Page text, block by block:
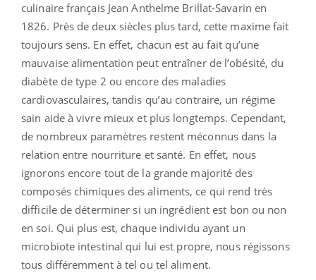
culinaire français Jean Anthelme Brillat-Savarin en
1826. Près de deux siècles plus tard, cette maxime fait
toujours sens. En effet, chacun est au fait qu’une
mauvaise alimentation peut entraîner de l’obésité, du
diabète de type 2 ou encore des maladies
cardiovasculaires, tandis qu’au contraire, un régime
sain aide à vivre mieux et plus longtemps. Cependant,
de nombreux paramètres restent méconnus dans la
relation entre nourriture et santé. En effet, nous
ignorons encore tout de la grande majorité des
composés chimiques des aliments, ce qui rend très
difficile de déterminer si un ingrédient est bon ou non
en soi. Qui plus est, chaque individu ayant un
microbiote intestinal qui lui est propre, nous régissons
tous différemment à tel ou tel aliment.